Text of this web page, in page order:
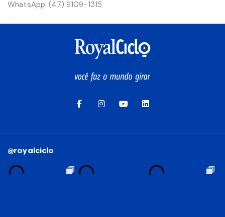
WhatsApp:(47) 9109-1315
@royalciclo